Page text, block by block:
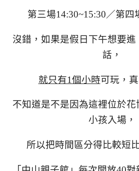
第三場14:30~15:30／第四
沒錯，如果是假日下午想要
話，
就只有1個小時可玩，
不知道是不是因為這裡位於
小孩入場，
所以把時間區分得比較短